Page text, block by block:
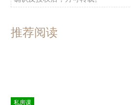
推荐阅读
私房课